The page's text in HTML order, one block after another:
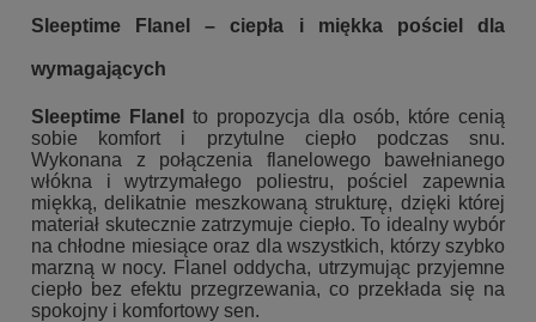
Sleeptime Flanel – ciepła i miękka pościel dla
wymagających
Sleeptime Flanel
to propozycja dla osób, które cenią
sobie komfort i przytulne ciepło podczas snu.
Wykonana z połączenia flanelowego bawełnianego
włókna i wytrzymałego poliestru, pościel zapewnia
miękką, delikatnie meszkowaną strukturę, dzięki której
materiał skutecznie zatrzymuje ciepło. To idealny wybór
na chłodne miesiące oraz dla wszystkich, którzy szybko
marzną w nocy. Flanel oddycha, utrzymując przyjemne
ciepło bez efektu przegrzewania, co przekłada się na
spokojny i komfortowy sen.